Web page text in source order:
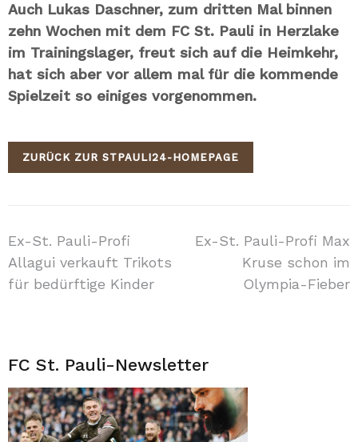
Auch Lukas Daschner, zum dritten Mal binnen
zehn Wochen mit dem FC St. Pauli in Herzlake
im Trainingslager, freut sich auf die Heimkehr,
hat sich aber vor allem mal für die kommende
Spielzeit so einiges vorgenommen.
ZURÜCK ZUR STPAULI24-HOMEPAGE
Beitragsnavigation
Ex-St. Pauli-Profi
Allagui verkauft Trikots
für bedürftige Kinder
Ex-St. Pauli-Profi Max
Kruse schon im
Olympia-Fieber
FC St. Pauli-Newsletter